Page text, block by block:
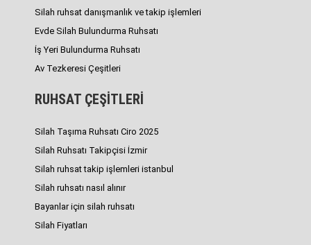
Silah ruhsat danışmanlık ve takip işlemleri
Evde Silah Bulundurma Ruhsatı
İş Yeri Bulundurma Ruhsatı
Av Tezkeresi Çeşitleri
RUHSAT ÇEŞİTLERİ
Silah Taşıma Ruhsatı Ciro 2025
Silah Ruhsatı Takipçisi İzmir
Silah ruhsat takip işlemleri istanbul
Silah ruhsatı nasıl alınır
Bayanlar için silah ruhsatı
Silah Fiyatları